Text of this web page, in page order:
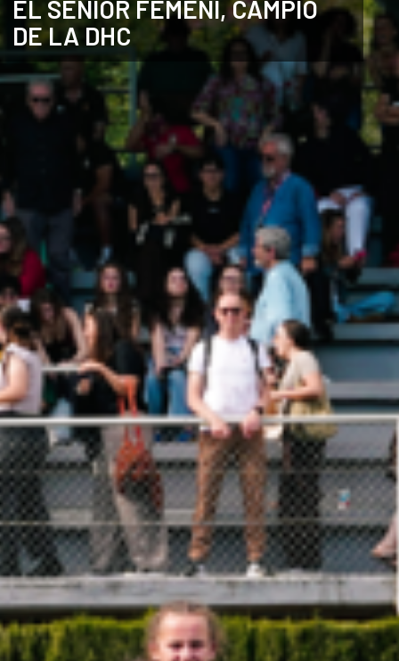
ANGLÈS
EL SÈNIOR FEMENÍ, CAMPIÓ
DE LA DHC